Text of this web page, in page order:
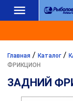
Главная / Каталог /
ФРИКЦИОН
ЗАДНИЙ